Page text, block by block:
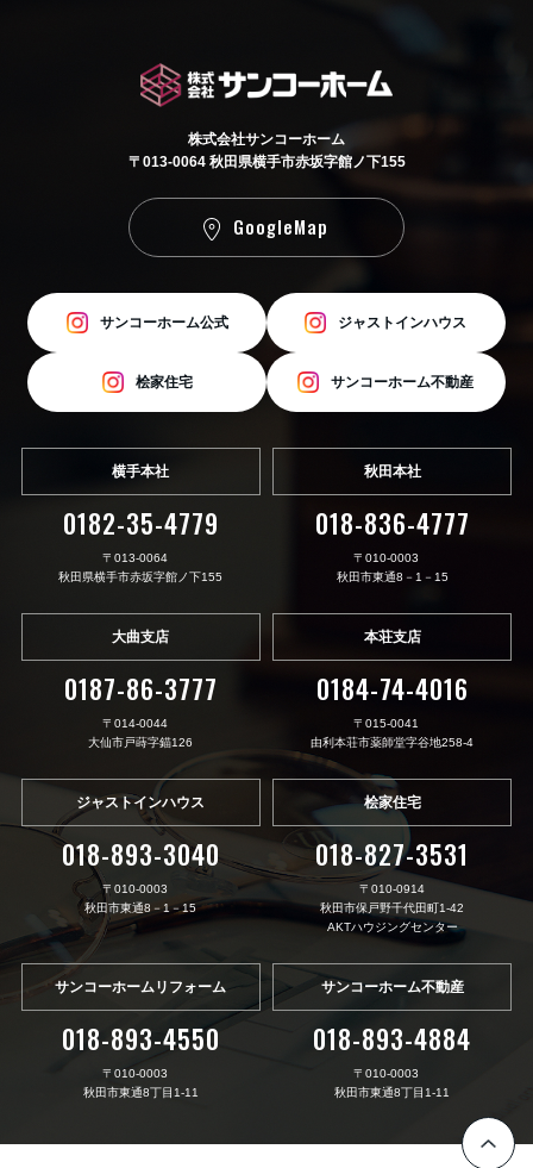
株式会社サンコーホーム
〒013-0064 秋田県横手市赤坂字館ノ下155
GoogleMap
サンコーホーム公式 ジャストインハウス
桧家住宅 サンコーホーム不動産
横手本社
0182-35-4779
〒013-0064
秋田県横手市赤坂字館ノ下155
秋田本社
018-836-4777
〒010-0003
秋田市東通8－1－15
大曲支店
0187-86-3777
〒014-0044
大仙市戸蒔字錨126
本荘支店
0184-74-4016
〒015-0041
由利本荘市薬師堂字谷地258-4
ジャストインハウス
018-893-3040
〒010-0003
秋田市東通8－1－15
桧家住宅
018-827-3531
〒010-0914
秋田市保戸野千代田町1-42
AKTハウジングセンター
サンコーホームリフォーム
018-893-4550
〒010-0003
秋田市東通8丁目1-11
サンコーホーム不動産
018-893-4884
〒010-0003
秋田市東通8丁目1-11